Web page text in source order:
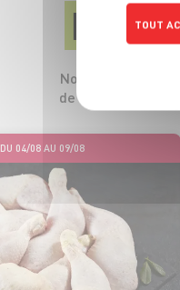
LES
Nos 5
de leurs
DU 04/08 AU 09/08
TOUT